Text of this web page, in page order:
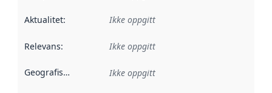
Aktualitet: Ikke oppgitt
Relevans: Ikke oppgitt
Geografisk avgrensning :
Ikke oppgitt